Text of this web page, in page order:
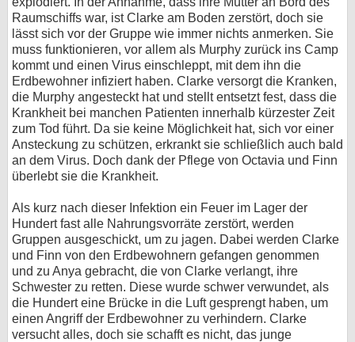
Raumschiffs war, ist Clarke am Boden zerstört, doch sie
lässt sich vor der Gruppe wie immer nichts anmerken. Sie
muss funktionieren, vor allem als Murphy zurück ins Camp
kommt und einen Virus einschleppt, mit dem ihn die
Erdbewohner infiziert haben. Clarke versorgt die Kranken,
die Murphy angesteckt hat und stellt entsetzt fest, dass die
Krankheit bei manchen Patienten innerhalb kürzester Zeit
zum Tod führt. Da sie keine Möglichkeit hat, sich vor einer
Ansteckung zu schützen, erkrankt sie schließlich auch bald
an dem Virus. Doch dank der Pflege von Octavia und Finn
überlebt sie die Krankheit.
Als kurz nach dieser Infektion ein Feuer im Lager der
Hundert fast alle Nahrungsvorräte zerstört, werden
Gruppen ausgeschickt, um zu jagen. Dabei werden Clarke
und Finn von den Erdbewohnern gefangen genommen
und zu Anya gebracht, die von Clarke verlangt, ihre
Schwester zu retten. Diese wurde schwer verwundet, als
die Hundert eine Brücke in die Luft gesprengt haben, um
einen Angriff der Erdbewohner zu verhindern. Clarke
versucht alles, doch sie schafft es nicht, das junge